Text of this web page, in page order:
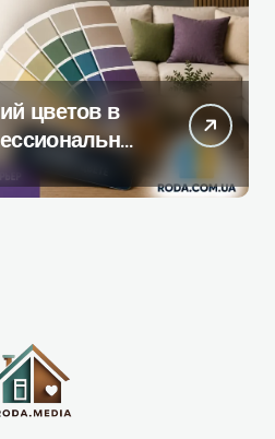
цветов в